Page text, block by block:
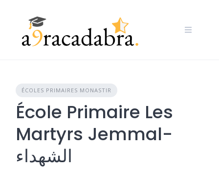
ÉCOLES PRIMAIRES MONASTIR
École Primaire Les
Martyrs Jemmal-
الشهداء